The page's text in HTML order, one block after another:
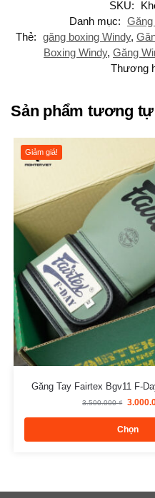
SKU:
Danh mục: Găng
Thẻ: găng boxing Windy,
Boxing Windy, Găng
Thương
Sản phẩm tương tự
Giảm giá!
Găng Tay Fairtex Bgv11 F-
3.500.000₫
Chọn